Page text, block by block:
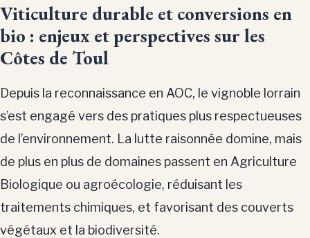
Viticulture durable et conversions en
bio : enjeux et perspectives sur les
Côtes de Toul
Depuis la reconnaissance en AOC, le vignoble lorrain
s’est engagé vers des pratiques plus respectueuses
de l’environnement. La lutte raisonnée domine, mais
de plus en plus de domaines passent en Agriculture
Biologique ou agroécologie, réduisant les
traitements chimiques, et favorisant des couverts
végétaux et la biodiversité.